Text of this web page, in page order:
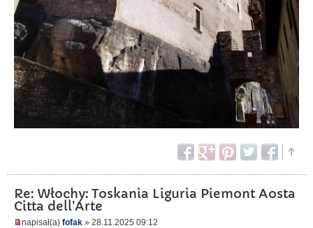
Re: Włochy: Toskania Liguria Piemont Aosta
Citta dell'Arte
napisał(a) fofak » 28.11.2025 09:12